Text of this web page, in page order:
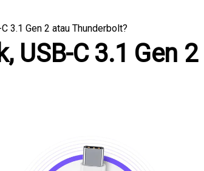
3.1 Gen 2 atau Thunderbolt?
USB-C 3.1 Gen 2